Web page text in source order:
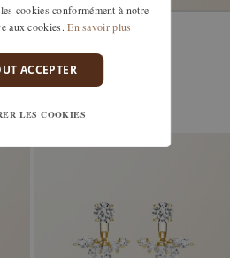
MINI EVERBLOOM
cookies conformément à notre
aux cookies. En savoir plus
ACCEPTER
LES COOKIES